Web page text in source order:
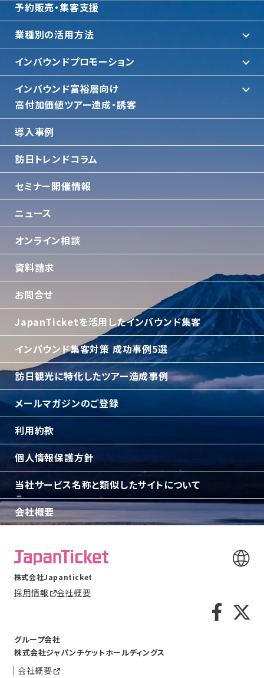
予約販売・集客支援
業種別の活用方法
インバウンドプロモーション
インバウンド富裕層向け
⾼付加価値ツアー造成・誘客
導入事例
訪日トレンドコラム
セミナー開催情報
ニュース
オンライン相談
資料請求
お問合せ
JapanTicketを活用したインバウンド集客
インバウンド集客対策 成功事例5選
訪日観光に特化したツアー造成事例
メールマガジンのご登録
利用約款
個人情報保護方針
当社サービス名称と類似したサイトについて
会社概要
グループ会社
株式会社ジャパンチケットホールディングス
会社概要
株式会社Japanticket
採用情報 会社概要